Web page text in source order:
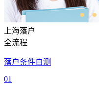
上海落户
全流程
落户条件自测
01